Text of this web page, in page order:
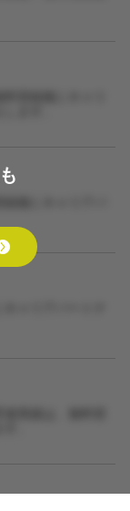
後にキャリアパ